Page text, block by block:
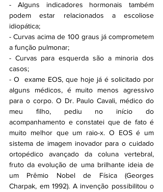
- Alguns indicadores hormonais também
podem estar relacionados a escoliose
idiopática;
- Curvas acima de 100 graus já comprometem
a função pulmonar;
- Curvas para esquerda são a minoria dos
casos;
- O  exame EOS, que hoje já é solicitado por
alguns médicos, é muito menos agressivo
para o corpo. O Dr. Paulo Cavali, médico do
meu filho, pediu no início do
acompanhamento e constatei que de fato é
muito melhor que um raio-x. O EOS é um
sistema de imagem inovador para o cuidado
ortopédico avançado da coluna vertebral,
fruto da evolução de uma brilhante ideia de
um Prêmio Nobel de Física (Georges
Charpak, em 1992). A invenção possibilitou o